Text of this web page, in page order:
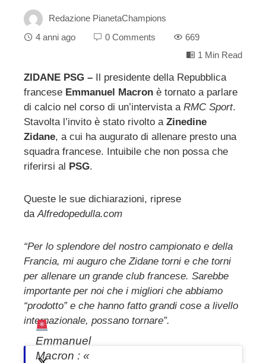
Redazione PianetaChampions
4 anni ago
0 Comments
669
1 Min Read
ZIDANE PSG – Il presidente della Repubblica
francese Emmanuel Macron è tornato a parlare
di calcio nel corso di un’intervista a RMC Sport.
Stavolta l’invito è stato rivolto a Zinedine
Zidane, a cui ha augurato di allenare presto una
squadra francese. Intuibile che non possa che
riferirsi al PSG.
Queste le sue dichiarazioni, riprese
daAlfredopedulla.com
“Per lo splendore del nostro campionato e della
Francia, mi auguro che Zidane torni e che torni
per allenare un grande club francese. Sarebbe
importante per noi che i migliori che abbiamo
“prodotto” e che hanno fatto grandi cose a livello
internazionale, possano tornare”.
Emmanuel
Macron : «